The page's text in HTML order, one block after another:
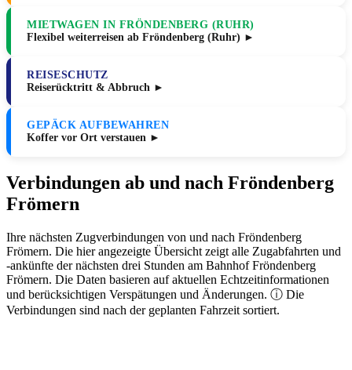
MIETWAGEN IN FRÖNDENBERG (RUHR)
Flexibel weiterreisen ab Fröndenberg (Ruhr) ►
REISESCHUTZ
Reiserücktritt & Abbruch ►
GEPÄCK AUFBEWAHREN
Koffer vor Ort verstauen ►
Verbindungen ab und nach Fröndenberg
Frömern
Ihre nächsten Zugverbindungen von und nach Fröndenberg
Frömern. Die hier angezeigte Übersicht zeigt alle Zugabfahrten und
-ankünfte der nächsten drei Stunden am Bahnhof Fröndenberg
Frömern. Die Daten basieren auf aktuellen Echtzeitinformationen
und berücksichtigen Verspätungen und Änderungen. ⓘ Die
Verbindungen sind nach der geplanten Fahrzeit sortiert.